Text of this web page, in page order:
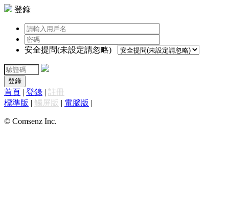
登錄
安全提問(未設定請忽略)
登錄
首頁 | 登錄 | 註冊
標準版 | 觸屏版 | 電腦版 |
© Comsenz Inc.